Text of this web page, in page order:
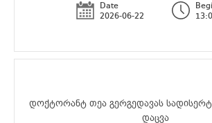
Date
2026-06-22
დოქტორანტ თეა გერგედავას
დაცვა